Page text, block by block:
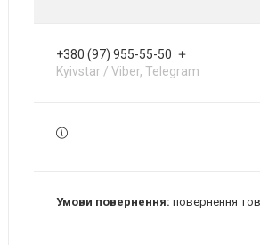
+380 (97) 955-55-50
Kyivstar / Viber, Telegram
повернення